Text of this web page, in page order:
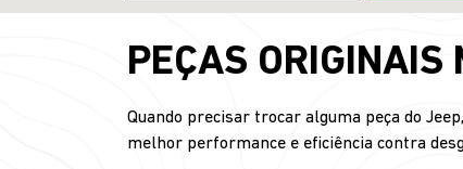
PEÇAS ORIGINAIS
Quando precisar trocar alguma peça do
melhor performance e eficiência contra